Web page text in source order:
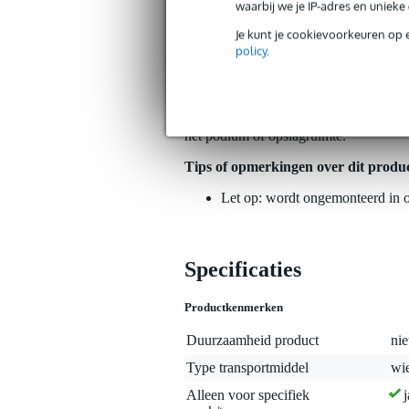
waarbij we je IP-adres en
Je kunt je cookievoorkeuren
policy.
of permanente installaties en zorgt
DO-FIFTY dolly is uitgerust met
het podium of opslagruimte.
Tips of opmerkingen over dit
Let op: wordt ongemonteerd in
Specificaties
Productkenmerken
Duurzaamheid product
Type transportmiddel
Alleen voor specifiek